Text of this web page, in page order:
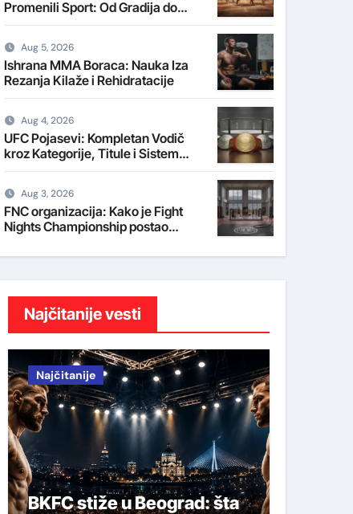
Promenili Sport: Od Gradija do
Khabiba
Aug 5, 2026
Ishrana MMA Boraca: Nauka Iza
Rezanja Kilaže i Rehidratacije
Aug 4, 2026
UFC Pojasevi: Kompletan Vodič
kroz Kategorije, Titule i Sistem
Rangiranja
Aug 3, 2026
FNC organizacija: Kako je Fight
Nights Championship postao
Najčitanije vesti
Najčitanije
BKFC stiže u Beograd: šta